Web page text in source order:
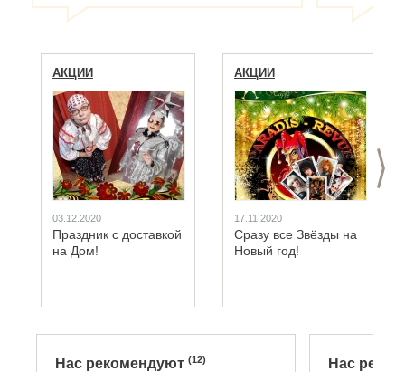
до мелочей. Хочется пожелать Вам,
ребята, дальнейших творческих успехов
Вашему творчеству - Наталья Чинаева.
сайту!
>
АКЦИИ
03.12.2020
Праздник с доставкой
на Дом!
АКЦИИ
17.11.2020
Сразу все Звёзды на
Новый год!
Нас рекомендуют (12) Нас